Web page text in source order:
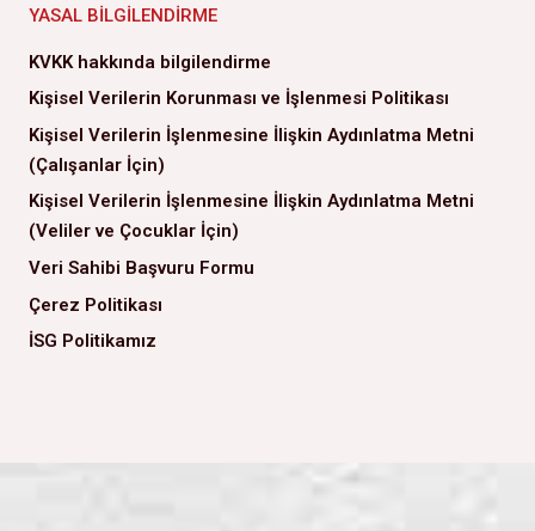
YASAL BILGILENDIRME
KVKK hakkında bilgilendirme
Kişisel Verilerin Korunması ve İşlenmesi Politikası
Kişisel Verilerin İşlenmesine İlişkin Aydınlatma Metni
(Çalışanlar İçin)
Kişisel Verilerin İşlenmesine İlişkin Aydınlatma Metni
(Veliler ve Çocuklar İçin)
Veri Sahibi Başvuru Formu
Çerez Politikası
İSG Politikamız